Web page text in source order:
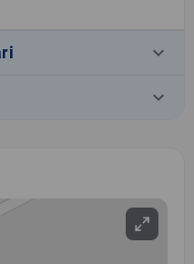
keyboard_arrow_down
keyboard_arrow_down